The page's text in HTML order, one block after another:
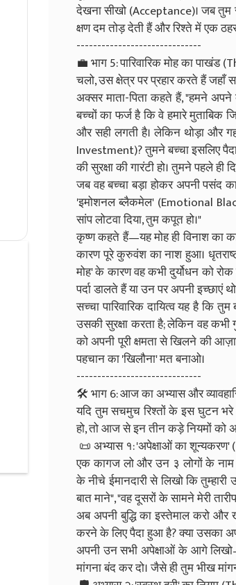
देखना सीखो (Acceptance)। जब तुम
क्षण दम तोड़ देती हैं और रिश्ते में एक
------------------------------
💼 भाग 5: पारिवारिक मोह का पाखंड
चलो, उस क्षेत्र पर प्रहार करते हैं जहाँ
अक्सर माता-पिता कहते हैं, "हमने अपने
बच्चों का फर्ज है कि वे हमारे मुताबिक
और सही लगती है। लेकिन थोड़ा और
Investment)? तुमने बच्चा इसलिए पैदा
की सुरक्षा की गारंटी हो। तुमने पहले
जब वह बच्चा बड़ा होकर अपनी पसंद
'इमोशनल ब्लैकमेल' (Emotional
सांप लोटवा दिया, तुम कपूत हो।"
कृष्ण कहते हैं—यह मोह ही विनाश का
कारण पूरे कुरुवंश का नाश हुआ।
मोह' के कारण वह कभी दुर्योधन को
पर्दा डालते हैं या उन पर अपनी इच्छाएं
सच्चा पारिवारिक दायित्व यह है कि
उसकी सुरक्षा करता है; लेकिन वह
को अपनी पूरी क्षमता से खिलने की
पहचान का 'खिलौना' मत बनाओ।
------------------------------
🛠️ भाग 6: आज का अभ्यास और
यदि तुम सचमुच रिश्तों के इस घुटन
हो, तो आज से इन तीन कड़े नियमों को
📜 अभ्यास १: 'अपेक्षाओं का
एक कागज लो और उन ३ लोगों के नाम
के नीचे ईमानदारी से लिखो कि
बात माने", "वह दूसरों के सामने मेरी
अब अपनी बुद्धि का इस्तेमाल करो और
करने के लिए पैदा हुआ है? क्या उसका
अपनी उन सभी अपेक्षाओं के आगे
मांगना बंद कर दो। जैसे ही तुम भीख